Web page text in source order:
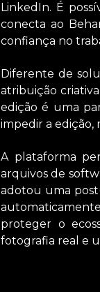
LinkedIn. É
conecta ao
confiança no
Diferente de
atribuição
edição é uma
impedir a edição,
A plataforma
arquivos de
adotou uma
proteger o
fotografia real e